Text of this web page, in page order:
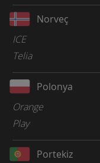
Norveç
ICE
Telia
Polonya
Orange
Play
Portekiz